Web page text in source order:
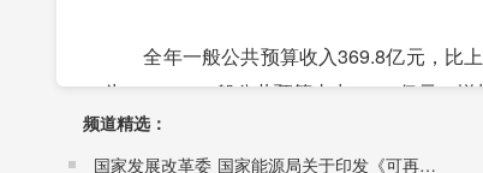
全年一般公共预算收入369.8亿元，比上
为67.1%。一般公共预算支出647.6亿元，
转型发展持续推进。全市三次产业③结构
个百分点，超过第二产业2.5个百分点。全
频道精选：
国家发展改革委 国家能源局关于印发《可再生能源发展“十五五”规划》的通知 （发改能源〔2026〕1067号）